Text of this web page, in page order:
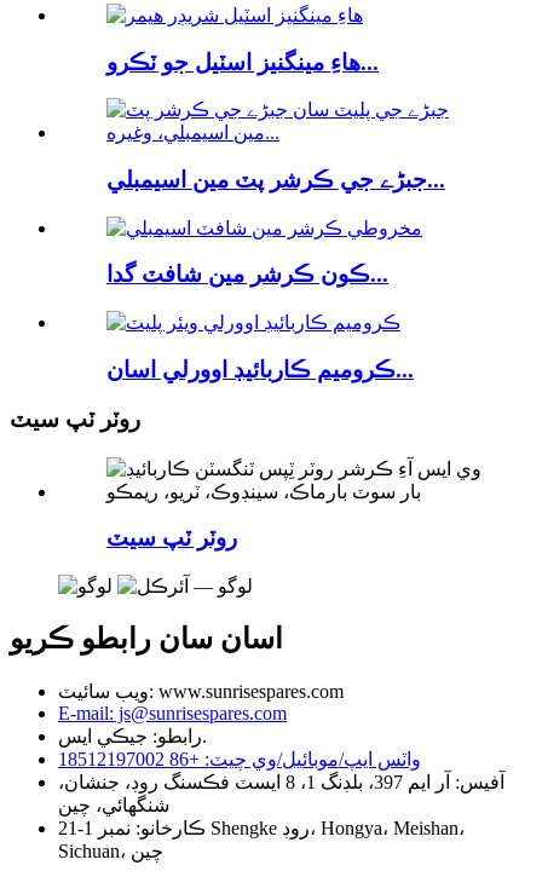
هاءِ مينگنيز اسٽيل جو ٽڪرو...
جبڑے جي ڪرشر پٽ مين اسيمبلي...
ڪون ڪرشر مين شافٽ گدا...
ڪروميم ڪاربائيڊ اوورلي اسان...
روٽر ٽپ سيٽ
روٽر ٽپ سيٽ
اسان سان رابطو ڪريو
ويب سائيٽ: www.sunrisespares.com
E-mail: js@sunrisespares.com
رابطو: جيڪي ايس.
واٽس ايپ/موبائيل/وي چيٽ: +86 18512197002
آفيس: آر ايم 397، بلڊنگ 1، 8 ايسٽ فڪسنگ روڊ، جنشان،
شنگھائي، چين
ڪارخانو: نمبر 1-21 Shengke روڊ، Hongya، Meishan،
Sichuan، چين